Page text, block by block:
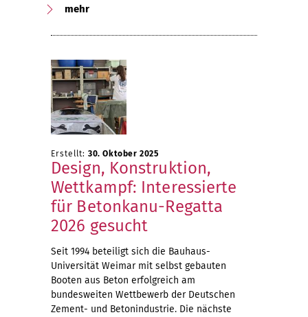
mehr
Erstellt: 30. Oktober 2025
Design, Konstruktion,
Wettkampf: Interessierte
für Betonkanu-Regatta
2026 gesucht
Seit 1994 beteiligt sich die Bauhaus-
Universität Weimar mit selbst gebauten
Booten aus Beton erfolgreich am
bundesweiten Wettbewerb der Deutschen
Zement- und Betonindustrie. Die nächste